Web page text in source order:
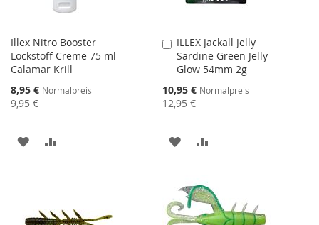
Illex Nitro Booster
Lockstoff Creme 75 ml
Calamar Krill
Sonderangebot
8,95 € Normalpreis
9,95 €
ZUR
ILLEX Jackall Jelly
Sardine Green Jelly
Glow 54mm 2g
Sonderangebot
10,95 € Normalpreis
12,95 €
In
den
Warenkorb
ZUR
HINZUFÜGEN
HINZUFÜGEN